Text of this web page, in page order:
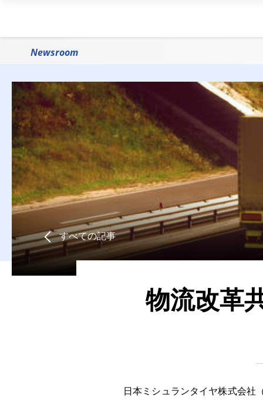
Newsroom
すべての記事
物流改革
日本ミシュランタイヤ株式会社